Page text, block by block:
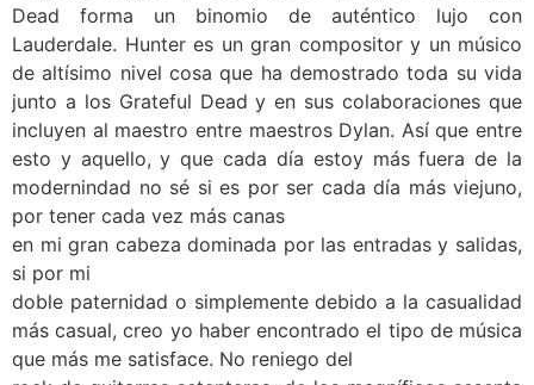
Dead forma un binomio de auténtico lujo con
Lauderdale. Hunter es un gran compositor y un músico
de altísimo nivel cosa que ha demostrado toda su vida
junto a los Grateful Dead y en sus colaboraciones que
incluyen al maestro entre maestros Dylan. Así que entre
esto y aquello, y que cada día estoy más fuera de la
modernindad no sé si es por ser cada día más viejuno,
por tener cada vez más canas
en mi gran cabeza dominada por las entradas y salidas,
si por mi
doble paternidad o simplemente debido a la casualidad
más casual, creo yo haber encontrado el tipo de música
que más me satisface. No reniego del